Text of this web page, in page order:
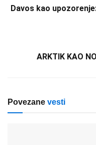
Davos kao
ARKTIK KAO
Povezane vesti